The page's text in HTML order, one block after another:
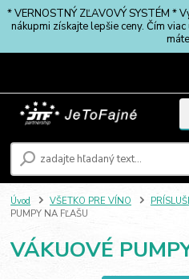
* VERNOSTNÝ ZĽAVOVÝ SYSTÉM *
nákupmi získajte lepšie ceny. Čím
Úvod VŠETKO PRE VÍNO
PUMPY NA FĽAŠU
VÁKUOVÉ